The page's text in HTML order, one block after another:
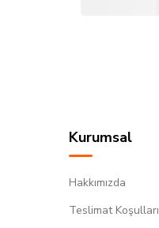
Kurumsal
Hakkımızda
Teslimat Koşulları